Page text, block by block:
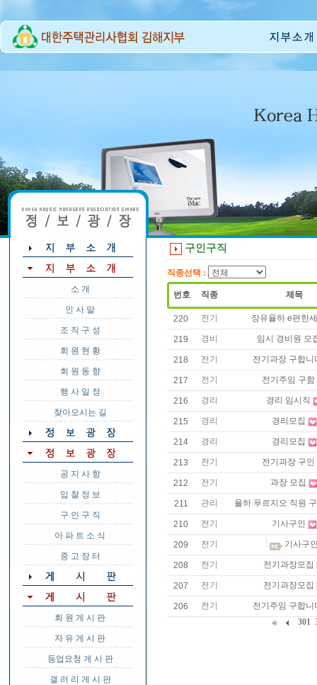
소 개
인 사 말
조 직 구 성
회 원 현 황
회 원 동 향
행 사 일 정
찾아오시는 길
공 지 사 항
입 찰 정 보
구 인 구 직
아 파 트 소 식
중 고 장 터
회 원 게 시 판
자 유 게 시 판
등업요청 게 시 판
갤 러 리 게 시 판
구인구직
직종선택 :
번호 직종 제목
220 전기 장유율하 e편한
219 경비 임시 경비원 모
218 전기 전기과장 구합니
217 전기 전기주임 구함
216 경리 경리 임시직
215 경리 경리모집
214 경리 경리모집
213 전기 전기과장 구인
212 전기 과장 모집
211 관리 율하 푸르지오 직원
210 전기 기사구인
209 전기 기사구
208 전기 전기과장모집
207 전기 전기과장모집
206 전기
전기주임 구합니
301